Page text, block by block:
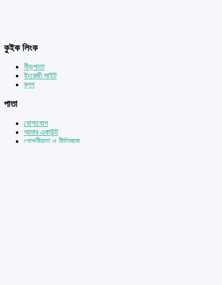
কুইক লিংক
নীড়পাতা
ইংরেজী সাইট
ব্লগ
পাতা
যোগাযোগ
আমার একাউন্ট
গোপনীয়তা ও নীতিমালা